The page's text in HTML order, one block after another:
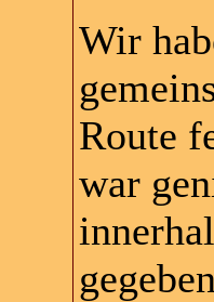
Wir
Route
war